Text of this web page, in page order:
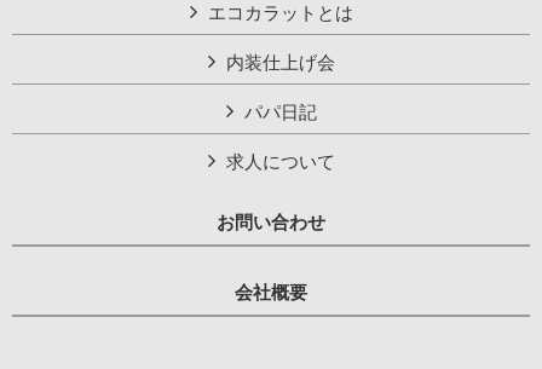
エコカラットとは
内装仕上げ会
パパ日記
求人について
お問い合わせ
会社概要